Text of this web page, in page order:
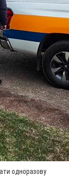
одноразову